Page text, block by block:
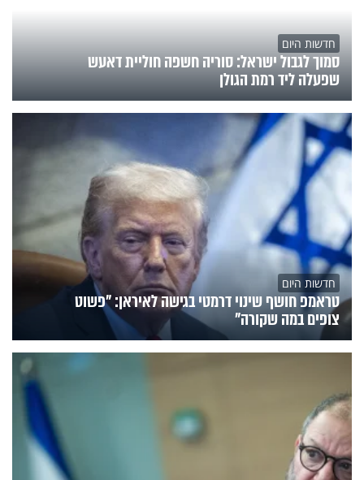
חדשות היום
סמוך לגבול ישראל: סוריה חשפה חוליית דאעש
שפעלה ליד רמת הגולן
חדשות היום
טראמפ חושף שינוי דרמטי בגישה לאיראן: "פשוט
צופים במה שקורה"